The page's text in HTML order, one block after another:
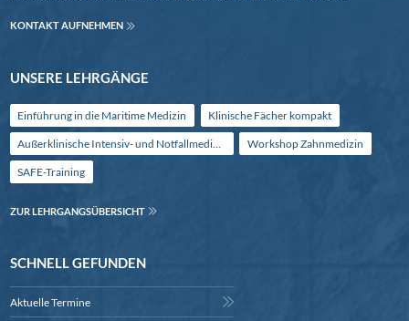
KONTAKT AUFNEHMEN
UNSERE LEHRGÄNGE
Einführung in die Maritime Medizin Klinische Fächer kompakt
Workshop Zahnmedizin
SAFE-Training
ZUR LEHRGANGSÜBERSICHT
SCHNELL GEFUNDEN
Aktuelle Termine